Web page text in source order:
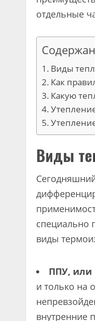
отдельные
Виды
Как
Какую
Виды
специально
виды
ППУ, или
и только на
внутренние